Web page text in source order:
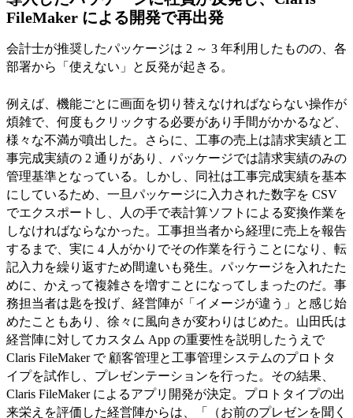
FileMaker による開発で再出発
会計士が推奨したパッケージは 2 ～ 3 年利用したものの、各
部署から「使えない」と反発が起きる。
例えば、機能ごとに画面を切り替えなければならない操作が
煩雑で、何度もクリックする必要があり手間がかかるなど、
様々な不満が噴出した。さらに、工事の売上は請求実績と工
事完成実績の 2 通りがあり、パッケージでは請求実績のみの
管理基準となっている。しかし、同社は工事完成実績を基本
にしているため、一旦パッケージに入力された数字を CSV
でエクスポートし、人の手で表計算ソフトによる変換作業を
しなければならなかった。工事担当者から経理に売上を報告
するまで、実に 4 人がかりでその作業を行うことになり、転
記入力を繰り返すため間違いも発生。パッケージを入れたた
めに、かえって複雑さを増すことになってしまったのだ。事
務担当者は匙を投げ、経営陣が「イメージが違う」と感じ始
めたこともあり、徐々に風向きが変わりはじめた。山田氏は
経営陣に対してカスタム App の重要性を説明したうえで
Claris FileMaker で 顧客管理と工事管理システムのプロトタ
イプを試作し、プレゼンテーションを行った。その結果、
Claris FileMaker によるアプリ開発が決定。プロトタイプの出
来栄えを評価した経営陣からは、「（お前のプレゼンを聞く